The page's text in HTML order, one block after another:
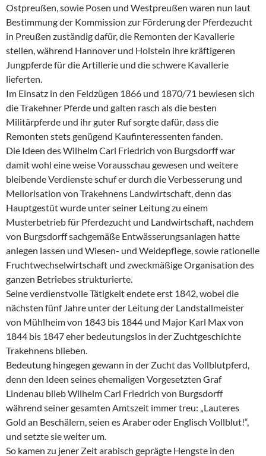
Ostpreußen, sowie Posen und Westpreußen waren nun laut
Bestimmung der Kommission zur Förderung der Pferdezucht
in Preußen zuständig dafür, die Remonten der Kavallerie
stellen, während Hannover und Holstein ihre kräftigeren
Jungpferde für die Artillerie und die schwere Kavallerie
lieferten.
Im Einsatz in den Feldzügen 1866 und 1870/71 bewiesen sich
die Trakehner Pferde und galten rasch als die besten
Militärpferde und ihr guter Ruf sorgte dafür, dass die
Remonten stets genügend Kaufinteressenten fanden.
Die Ideen des Wilhelm Carl Friedrich von Burgsdorff war
damit wohl eine weise Vorausschau gewesen und weitere
bleibende Verdienste schuf er durch die Verbesserung und
Meliorisation von Trakehnens Landwirtschaft, denn das
Hauptgestüt wurde unter seiner Leitung zu einem
Musterbetrieb für Pferdezucht und Landwirtschaft, nachdem
von Burgsdorff sachgemäße Entwässerungsanlagen hatte
anlegen lassen und Wiesen- und Weidepflege, sowie rationelle
Fruchtwechselwirtschaft und zweckmäßige Organisation des
ganzen Betriebes strukturierte.
Seine verdienstvolle Tätigkeit endete erst 1842, wobei die
nächsten fünf Jahre unter der Leitung der Landstallmeister
von Mühlheim von 1843 bis 1844 und Major Karl Max von
1844 bis 1847 eher bedeutungslos in der Zuchtgeschichte
Trakehnens blieben.
Bedeutung hingegen gewann in der Zucht das Vollblutpferd,
denn den Ideen seines ehemaligen Vorgesetzten Graf
Lindenau blieb Wilhelm Carl Friedrich von Burgsdorff
während seiner gesamten Amtszeit immer treu: „Lauteres
Gold an Beschälern, seien es Araber oder Englisch Vollblut!“,
und setzte sie weiter um.
So kamen zu jener Zeit arabisch geprägte Hengste in den